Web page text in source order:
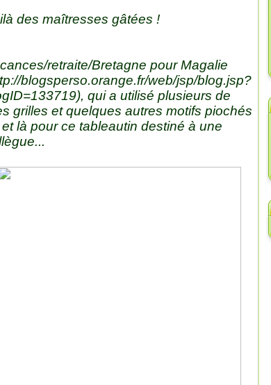
des maîtresses gâtées !
retraite/Bretagne pour Magalie
blogsperso.orange.fr/web/jsp/blog.jsp?
), qui a utilisé plusieurs de
grilles et quelques autres motifs piochés
là pour ce tableautin destiné à une